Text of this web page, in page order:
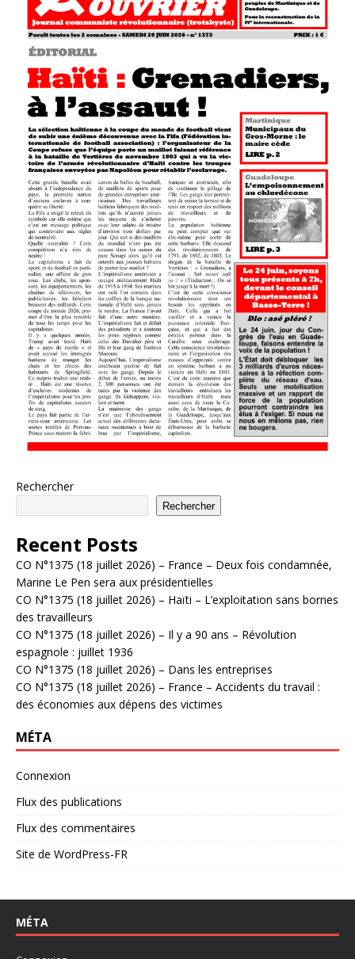
Rechercher
Rechercher
Recent Posts
CO N°1375 (18 juillet 2026) – France – Deux fois condamnée,
Marine Le Pen sera aux présidentielles
CO N°1375 (18 juillet 2026) – Haïti – L’exploitation sans bornes
des travailleurs
CO N°1375 (18 juillet 2026) – Il y a 90 ans – Révolution
espagnole : juillet 1936
CO N°1375 (18 juillet 2026) – Dans les entreprises
CO N°1375 (18 juillet 2026) – France – Accidents du travail :
des économies aux dépens des victimes
MÉTA
Connexion
Flux des publications
Flux des commentaires
Site de WordPress-FR
MÉTA